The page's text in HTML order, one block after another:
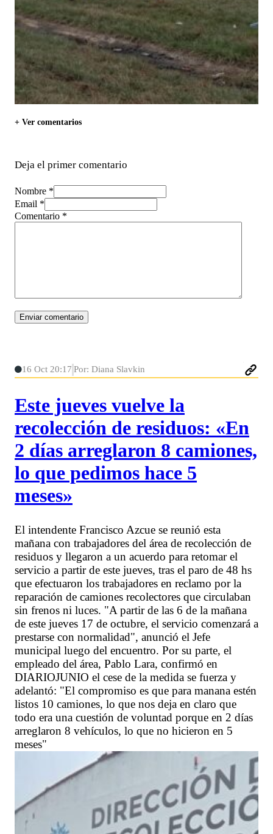
+ Ver comentarios
Deja el primer comentario
Nombre *
Email *
Comentario *
16 Oct 20:17 Por: Diana Slavkin
Este jueves vuelve la
recolección de residuos: «En
2 días arreglaron 8 camiones,
lo que pedimos hace 5
meses»
El intendente Francisco Azcue se reunió esta
mañana con trabajadores del área de recolección de
residuos y llegaron a un acuerdo para retomar el
servicio a partir de este jueves, tras el paro de 48 hs
que efectuaron los trabajadores en reclamo por la
reparación de camiones recolectores que circulaban
sin frenos ni luces. "A partir de las 6 de la mañana
de este jueves 17 de octubre, el servicio comenzará a
prestarse con normalidad", anunció el Jefe
municipal luego del encuentro. Por su parte, el
empleado del área, Pablo Lara, confirmó en
DIARIOJUNIO el cese de la medida se fuerza y
adelantó: "El compromiso es que para manana estén
listos 10 camiones, lo que nos deja en claro que
todo era una cuestión de voluntad porque en 2 días
arreglaron 8 vehículos, lo que no hicieron en 5
meses"